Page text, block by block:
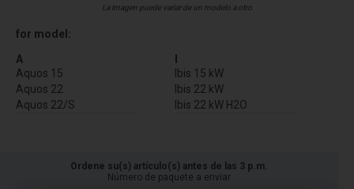
La imagen puede variar de un modelo a otro
for model:
A
Aquos 15
Aquos 22
Aquos 22/S
Ibis 15 kW
Ibis 22 kW
Ibis 22 kW H2O
Ordene su(s) artículo(s) antes de las 3 p.m.
Número de paquete a enviar